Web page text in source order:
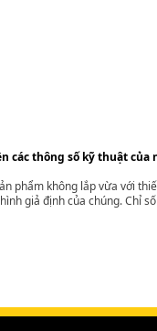
các thông số kỹ thuật của
phẩm không lắp vừa với
giả định của chúng. Chỉ